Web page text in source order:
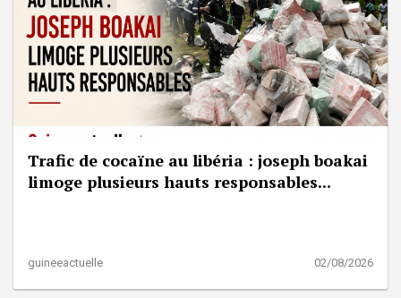
Trafic de cocaïne au libéria : joseph boakai
limoge plusieurs hauts responsables...
guineeactuelle 02/08/2026